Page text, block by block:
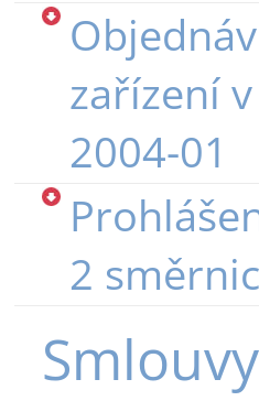
zařízení
2004-01
2